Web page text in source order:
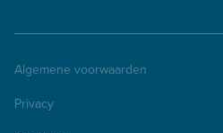
Algemene voorwaarden
Privacy